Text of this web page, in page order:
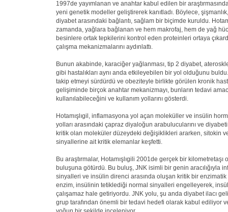
1997de yayımlanan ve anahtar kabul edilen bir
yeni genetik modeller geliştirerek kanıtladı. Böylece,
diyabet arasındaki bağlantı, sağlam bir biçimde kuruldu.
zamanda, yağlara bağlanan ve hem makrofaj, hem de yağ
besinlere ortak tepkilerini kontrol eden proteinleri ortaya
çalışma mekanizmalarını aydınlattı.
Bunun akabinde, karaciğer yağlanması, tip 2 diyabet,
gibi hastalıkları aynı anda etkileyebilen bir yol olduğunu
takip etmeyi sürdürdü ve obeziteyle birlikte görülen kronik
gelişiminde birçok anahtar mekanizmayı, bunların tedavi
kullanılabileceğini ve kullanım yollarını gösterdi.
Hotamışlıgil, inflamasyona yol açan moleküller ve insülin
yolları arasındaki çapraz diyaloğun arabulucularını ve
kritik olan moleküler düzeydeki değişiklikleri ararken, sitokin
sinyallerine ait kritik elemanlar keşfetti.
Bu araştırmalar, Hotamışlıgili 2001de gerçek bir
buluşuna götürdü. Bu buluş, JNK isimli bir genin aracılığıyla
sinyalleri ve insülin direnci arasında oluşan kritik bir enzimatik
enzim, insülinin tetiklediği normal sinyalleri engelleyerek,
çalışamaz hale getiriyordu. JNK yolu, şu anda diyabet ilacı
grup tarafından önemli bir tedavi hedefi olarak kabul ediliyor